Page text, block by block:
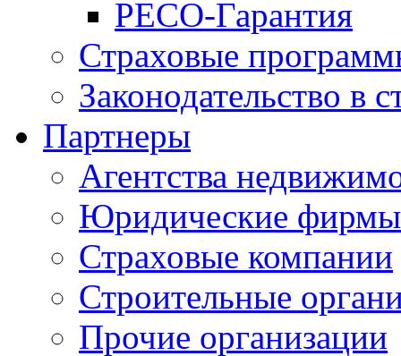
РЕСО-Гарантия
Страховые
Законодательство в
Партнеры
Агентства
Юридические фирмы
Страховые компании
Строительные
Прочие организации